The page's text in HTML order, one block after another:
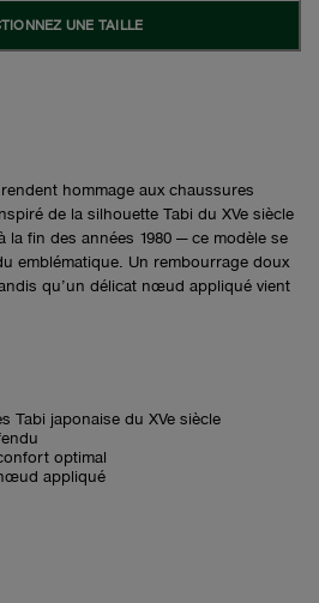
UNE TAILLE
hommage aux chaussures
de la silhouette Tabi du XVe siècle
fin des années 1980 — ce modèle se
emblématique. Un rembourrage doux
qu’un délicat nœud appliqué vient
Tabi japonaise du XVe siècle
optimal
appliqué